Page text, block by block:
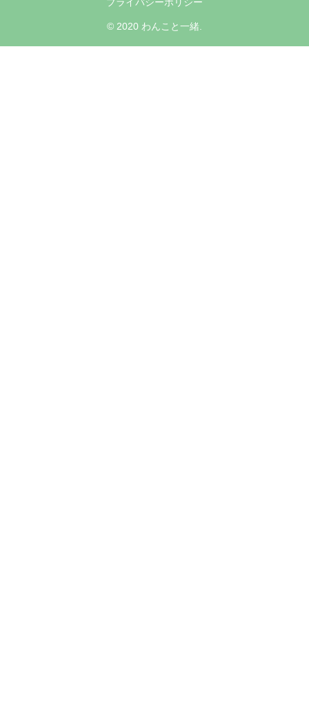
プライバシーポリシー
© 2020 わんこと一緒.